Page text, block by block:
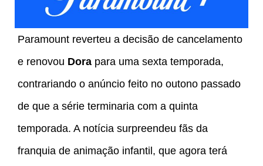
Paramount reverteu a decisão de cancelamento
e renovou Dora para uma sexta temporada,
contrariando o anúncio feito no outono passado
de que a série terminaria com a quinta
temporada. A notícia surpreendeu fãs da
franquia de animação infantil, que agora terá